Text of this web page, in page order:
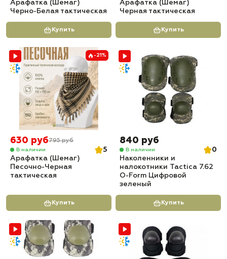
Арафатка (Шемаг)
Черно-Белая тактическая
Купить
Арафатка (Шемаг)
Черная тактическая
Купить
-21%
630 руб795 руб
В наличии
5
Арафатка (Шемаг)
Песочно-Черная
тактическая
Купить
840 руб
В наличии
0
Наколенники и
налокотники Tactica 7.62
O-Form Цифровой
зеленый
Купить